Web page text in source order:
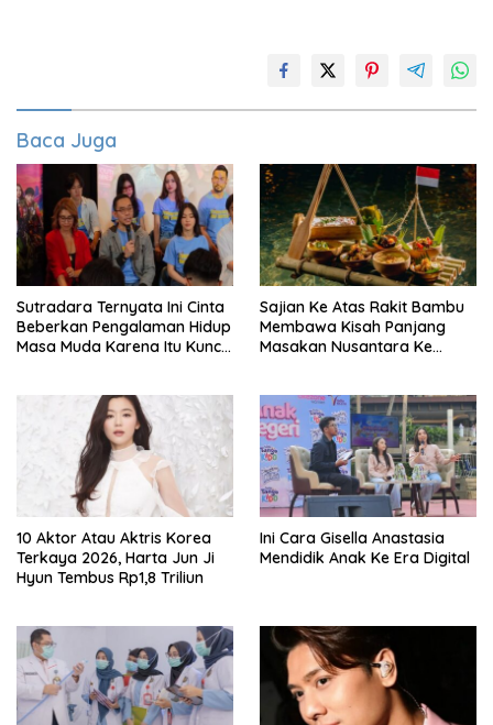
Baca Juga
Sutradara Ternyata Ini Cinta
Beberkan Pengalaman Hidup
Masa Muda Karena Itu Kunci
Sajian Ke Atas Rakit Bambu
Membawa Kisah Panjang
Masakan Nusantara Ke
10 Aktor Atau Aktris Korea
Terkaya 2026, Harta Jun Ji
Hyun Tembus Rp1,8 Triliun
Ini Cara Gisella Anastasia
Mendidik Anak Ke Era Digital